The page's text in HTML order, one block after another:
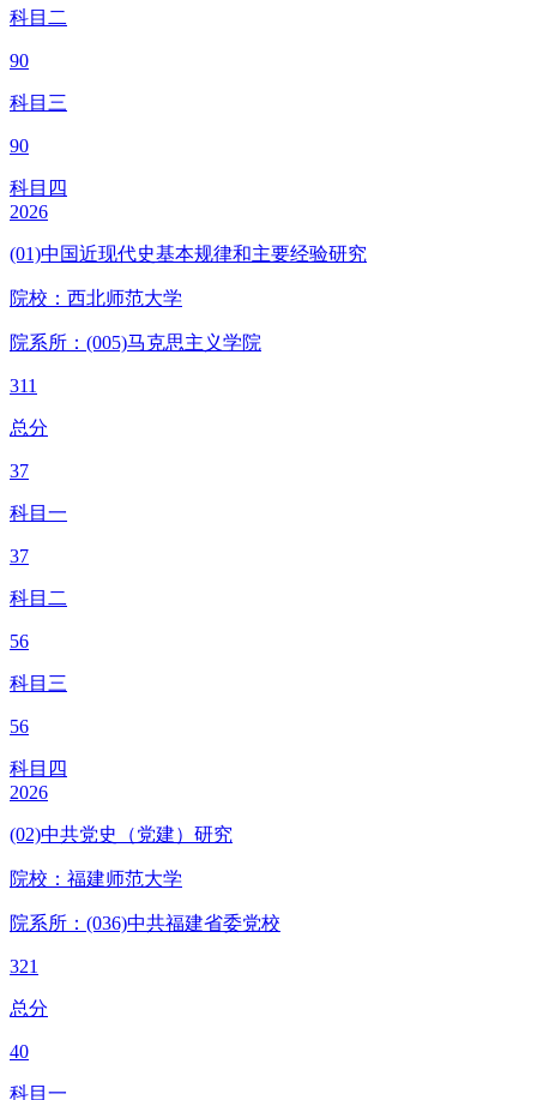
科目二
90
科目三
90
科目四
2026
(01)中国近现代史基本规律和主要经验研究
院校： 西北师范大学
院系所：(005)马克思主义学院
311
总分
37
科目一
37
科目二
56
科目三
56
科目四
2026
(02)中共党史（党建）研究
院校： 福建师范大学
院系所：(036)中共福建省委党校
321
总分
40
科目一